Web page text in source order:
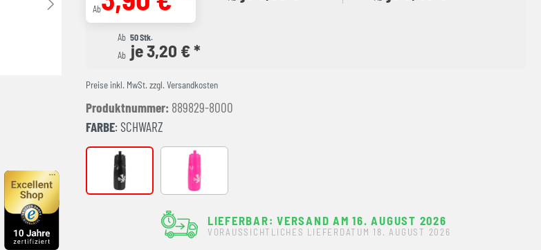
Ab
Ab 50 Stk.
Ab je 3,20 € *
Preise inkl. MwSt. zzgl. Versandkosten
Produktnummer: 889829-8000
FARBE: SCHWARZ
schwarz pink
LIEFERBAR: VERSAND AM 16. AUGUST 2026
VORAUSSICHTLICHES LIEFERDATUM 18. AUGUST 2026